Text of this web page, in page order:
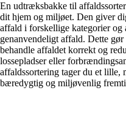
En udtræksbakke til
dit hjem og miljøet. Den giver
affald i forskellige kategorier
genanvendeligt affald. Dette
behandle affaldet korrekt og
lossepladser eller
affaldssortering tager du et lille,
bæredygtig og miljøvenlig